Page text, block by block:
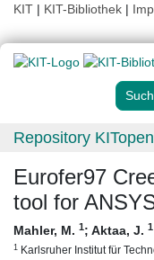
KIT | KIT-Bibliothek |
Repository KITopen
Eurofer97
tool for
Mahler, M. 1; Aktaa, J. 1
1 Karlsruher Institut für